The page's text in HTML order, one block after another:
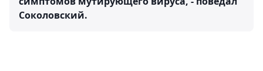
Соколовский.